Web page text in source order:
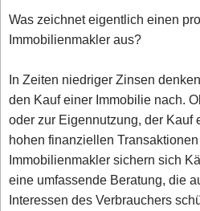
Was zeichnet eigentlich einen
Immobilienmakler aus?
In Zeiten niedriger Zinsen
den Kauf einer Immobilie nach.
oder zur Eigennutzung, der Kauf
hohen finanziellen
Immobilienmakler sichern sich
eine umfassende Beratung, die
Interessen des Verbrauchers